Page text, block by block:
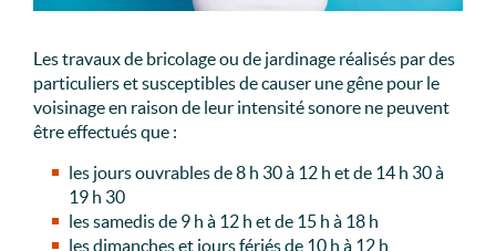
Les travaux de bricolage ou de jardinage réalisés par des
particuliers et susceptibles de causer une gêne pour le
voisinage en raison de leur intensité sonore ne peuvent
être effectués que :
les jours ouvrables de 8 h 30 à 12 h et de 14 h 30 à
19 h 30
les samedis de 9 h à 12 h et de 15 h à 18 h
les dimanches et jours fériés de 10 h à 12 h